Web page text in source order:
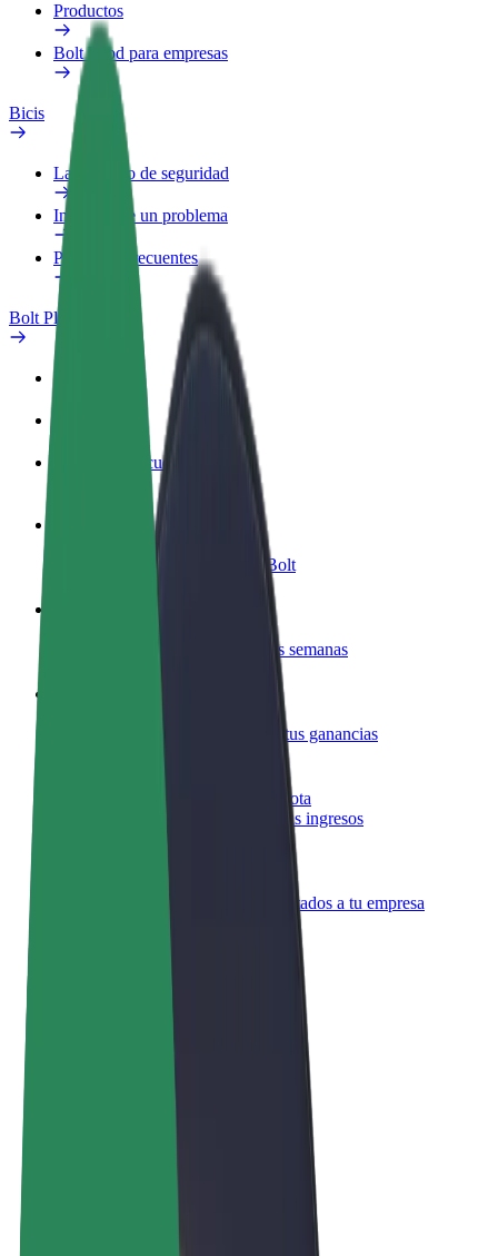
Productos
Bolt Food para empresas
Bicis
Laboratorio de seguridad
Informar de un problema
Preguntas frecuentes
Bolt Plus
Preguntas frecuentes
Gana dinero colaborando con Bolt
Reparte comida y cobra todas las semanas
Llega a más clientes y maximiza tus ganancias
Registrarse como propietario de flota
Añade tu flota a Bolt y potencia tus ingresos
Productos y servicios de Bolt adaptados a tu empresa